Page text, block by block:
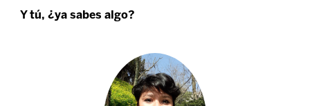
Y tú, ¿ya sabes algo?